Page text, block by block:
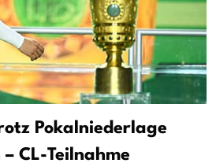
Pokalniederlage
CL-Teilnahme